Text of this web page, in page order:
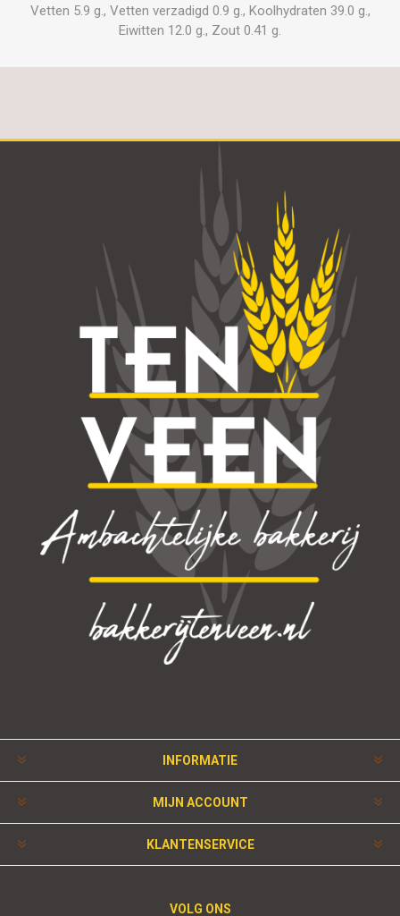
Vetten 5.9 g., Vetten verzadigd 0.9 g., Koolhydraten 39.0 g.,
Eiwitten 12.0 g., Zout 0.41 g.
INFORMATIE
MIJN ACCOUNT
KLANTENSERVICE
VOLG ONS